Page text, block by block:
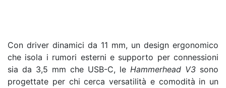
Con driver dinamici da 11 mm, un design ergonomico
che isola i rumori esterni e supporto per connessioni
sia da 3,5 mm che USB-C, le Hammerhead V3 sono
progettate per chi cerca versatilità e comodità in un